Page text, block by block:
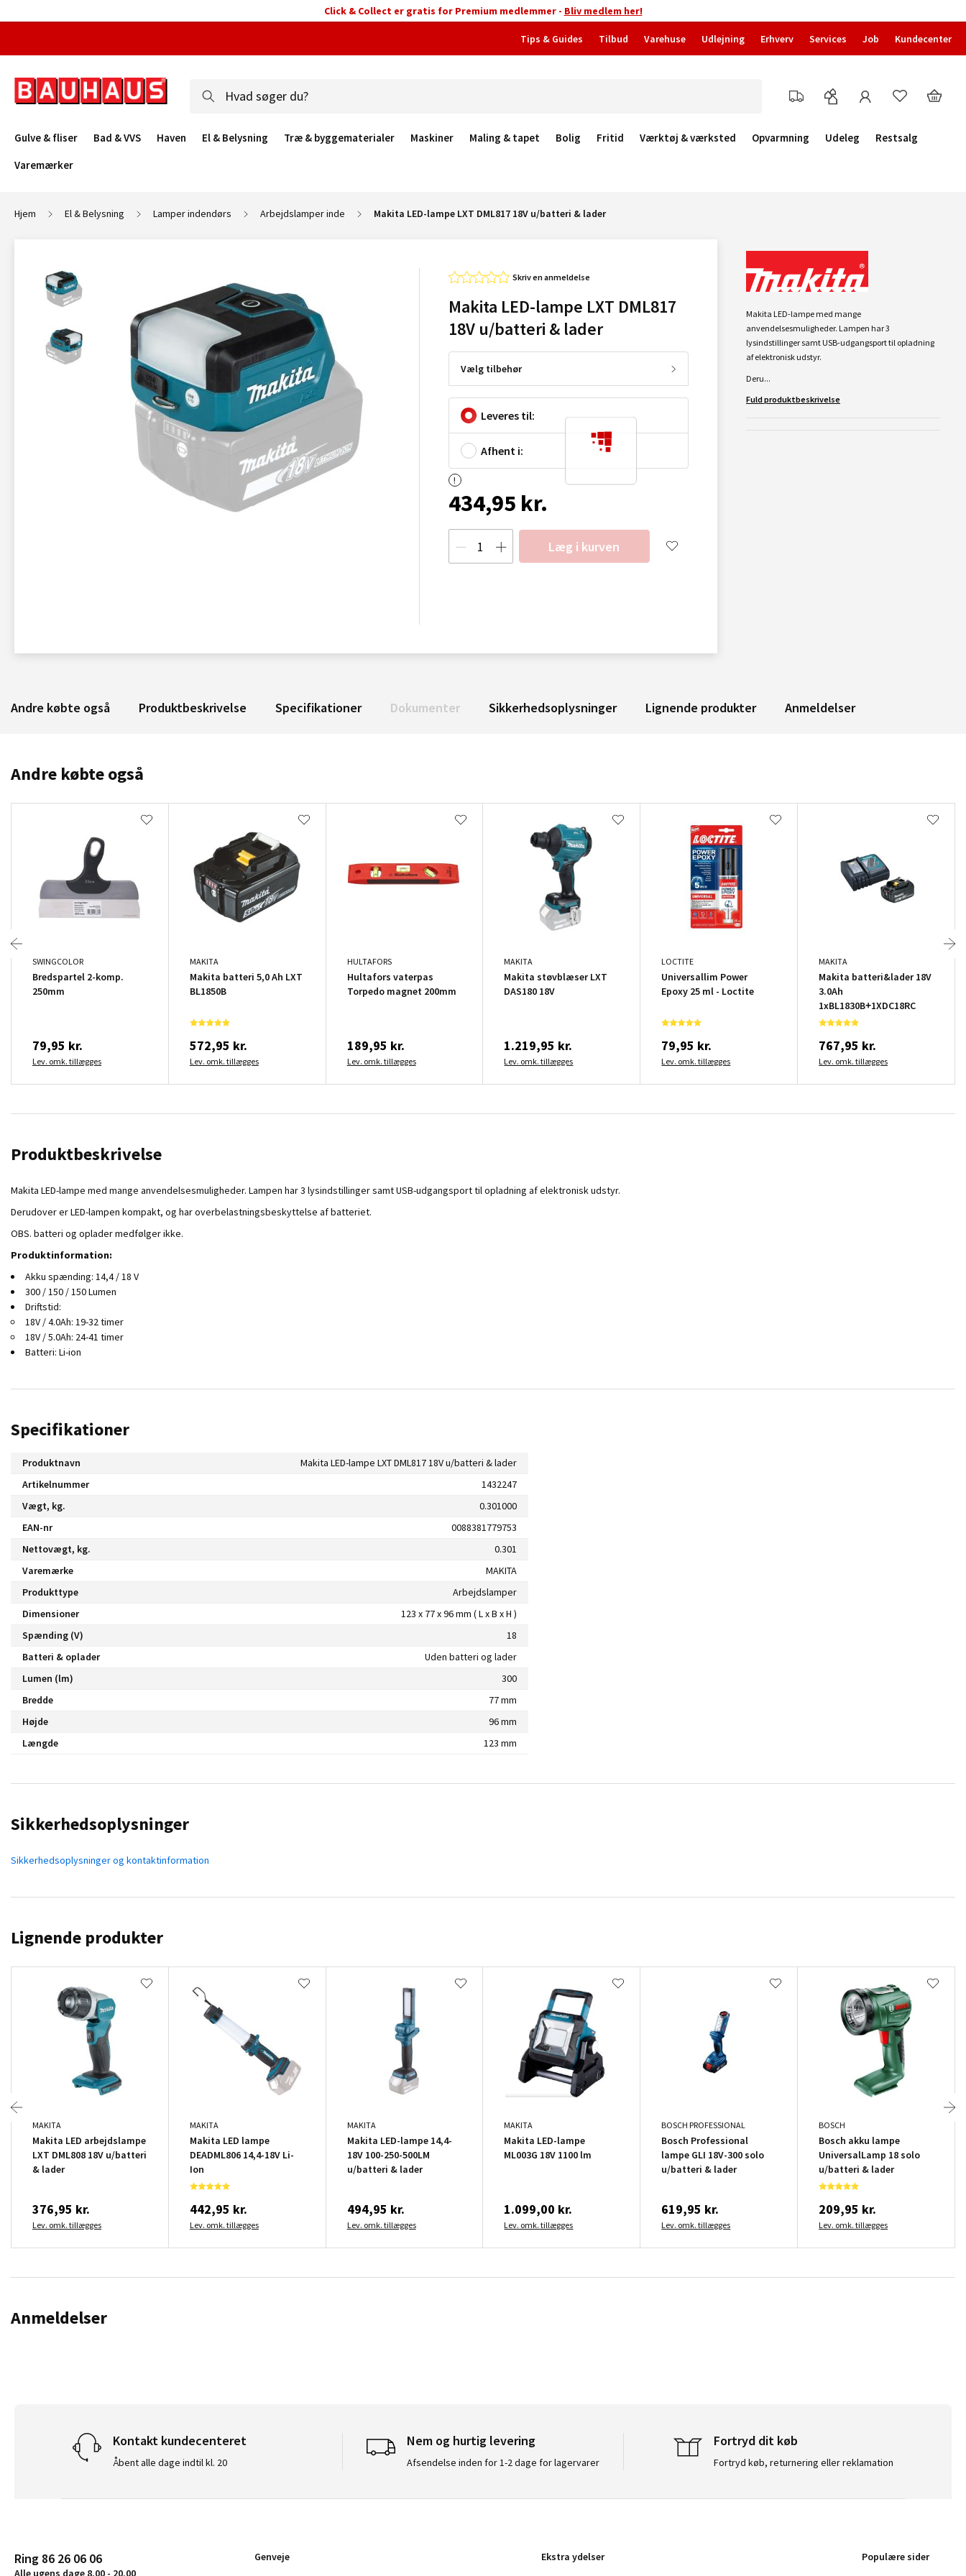
Click & Collect er gratis for Premium medlemmer - Bliv medlem her!
Tips & Guides Tilbud Varehuse Udlejning Erhverv Services Job Kundecenter
Gulve & fliser Bad & VVS Haven El & Belysning Træ & byggematerialer Maskiner Maling & tapet Bolig Fritid Værktøj & værksted Opvarmning Udeleg
Restsalg
Varemærker
Hjem El & Belysning Lamper indendørs Arbejdslamper inde Makita LED-lampe LXT DML817 18V u/batteri & lader
Skriv en anmeldelse
Makita LED-lampe LXT DML817
18V u/batteri & lader
Vælg tilbehør
Leveres til:
Afhent i:
434,95 kr.
Læg i kurven
Makita LED-lampe med mange
anvendelsesmuligheder. Lampen har 3
lysindstillinger samt USB-udgangsport til opladning
af elektronisk udstyr.
Deru...
Fuld produktbeskrivelse
Andre købte også Produktbeskrivelse Specifikationer Dokumenter Sikkerhedsoplysninger Lignende produkter Anmeldelser
Andre købte også
SWINGCOLOR
Bredspartel 2-komp.
250mm
79,95 kr.
Lev. omk. tillægges
MAKITA
Makita batteri 5,0 Ah LXT
BL1850B
572,95 kr.
Lev. omk. tillægges
HULTAFORS
Hultafors vaterpas
Torpedo magnet 200mm
189,95 kr.
Lev. omk. tillægges
MAKITA
Makita støvblæser LXT
DAS180 18V
1.219,95 kr.
Lev. omk. tillægges
LOCTITE
Universallim Power
Epoxy 25 ml - Loctite
79,95 kr.
Lev. omk. tillægges
MAKITA
Makita batteri&lader 18V
3.0Ah
1xBL1830B+1XDC18RC
767,95 kr.
Lev. omk. tillægges
Produktbeskrivelse
Makita LED-lampe med mange anvendelsesmuligheder. Lampen har 3 lysindstillinger samt USB-udgangsport til opladning af elektronisk udstyr.
Derudover er LED-lampen kompakt, og har overbelastningsbeskyttelse af batteriet.
OBS. batteri og oplader medfølger ikke.
Produktinformation:
Akku spænding: 14,4 / 18 V
300 / 150 / 150 Lumen
Driftstid:
18V / 4.0Ah: 19-32 timer
18V / 5.0Ah: 24-41 timer
Batteri: Li-ion
Specifikationer
Produktnavn
Makita LED-lampe LXT DML817 18V u/batteri & lader
Artikelnummer
1432247
Vægt, kg.
0.301000
EAN-nr
0088381779753
Nettovægt, kg.
0.301
Varemærke
MAKITA
Produkttype
Arbejdslamper
Dimensioner
123 x 77 x 96 mm ( L x B x H )
Spænding (V)
18
Batteri & oplader
Uden batteri og lader
Lumen (lm)
300
Bredde
77 mm
Højde
96 mm
Længde
123 mm
Sikkerhedsoplysninger
Sikkerhedsoplysninger og kontaktinformation
Lignende produkter
MAKITA
Makita LED arbejdslampe
LXT DML808 18V u/batteri
& lader
376,95 kr.
Lev. omk. tillægges
MAKITA
Makita LED lampe
DEADML806 14,4-18V Li-
Ion
442,95 kr.
Lev. omk. tillægges
MAKITA
Makita LED-lampe 14,4-
18V 100-250-500LM
u/batteri & lader
494,95 kr.
Lev. omk. tillægges
MAKITA
Makita LED-lampe
ML003G 18V 1100 lm
1.099,00 kr.
Lev. omk. tillægges
BOSCH PROFESSIONAL
Bosch Professional
lampe GLI 18V-300 solo
u/batteri & lader
619,95 kr.
Lev. omk. tillægges
BOSCH
Bosch akku lampe
UniversalLamp 18 solo
u/batteri & lader
209,95 kr.
Lev. omk. tillægges
Anmeldelser
Kontakt kundecenteret
Åbent alle dage indtil kl. 20
Nem og hurtig levering
Afsendelse inden for 1-2 dage for lagervarer
Fortryd dit køb
Fortryd køb, returnering eller reklamation
Ring 86 26 06 06
Alle ugens dage 8.00 - 20.00
Genveje
Ekstra ydelser
Populære sider